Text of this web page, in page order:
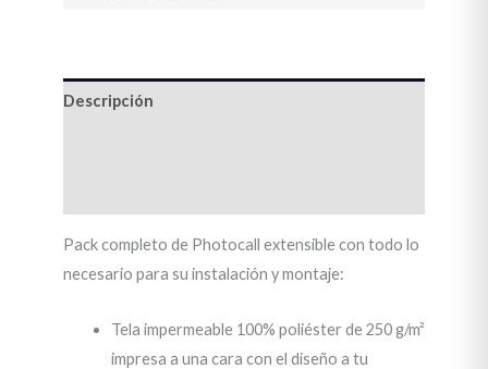
Descripción
Pack completo de Photocall extensible con todo lo
necesario para su instalación y montaje:
Tela impermeable 100% poliéster de 250 g/m²
impresa a una cara con el diseño a tu